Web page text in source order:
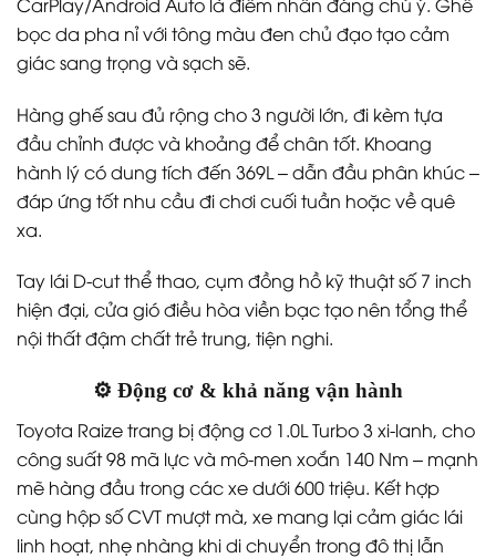
bọc da pha nỉ với tông màu đen chủ đạo tạo cảm
giác sang trọng và sạch sẽ.
Hàng ghế sau đủ rộng cho 3 người lớn, đi kèm tựa
đầu chỉnh được và khoảng để chân tốt. Khoang
hành lý có dung tích đến 369L – dẫn đầu phân khúc –
đáp ứng tốt nhu cầu đi chơi cuối tuần hoặc về quê
xa.
Tay lái D-cut thể thao, cụm đồng hồ kỹ thuật số 7 inch
hiện đại, cửa gió điều hòa viền bạc tạo nên tổng thể
nội thất đậm chất trẻ trung, tiện nghi.
⚙️ Động cơ & khả năng vận hành
Toyota Raize trang bị động cơ 1.0L Turbo 3 xi-lanh, cho
công suất 98 mã lực và mô-men xoắn 140 Nm – mạnh
mẽ hàng đầu trong các xe dưới 600 triệu. Kết hợp
cùng hộp số CVT mượt mà, xe mang lại cảm giác lái
linh hoạt, nhẹ nhàng khi di chuyển trong đô thị lẫn